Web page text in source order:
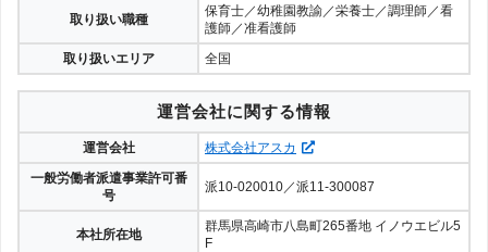
取り扱い職種
保育士／幼稚園教諭／栄養士／調理師／看
護師／准看護師
取り扱いエリア
全国
運営会社に関する情報
運営会社
株式会社アスカ
一般労働者派遣事業許可番
号
派10-020010／派11-300087
本社所在地
群馬県高崎市八島町265番地 イノウエビル5
F